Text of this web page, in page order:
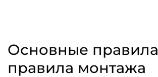
Основные правила
правила монтажа